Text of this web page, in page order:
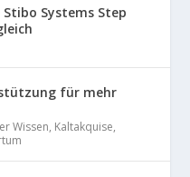
Systems Step
für mehr
Wissen, Kaltakquise,